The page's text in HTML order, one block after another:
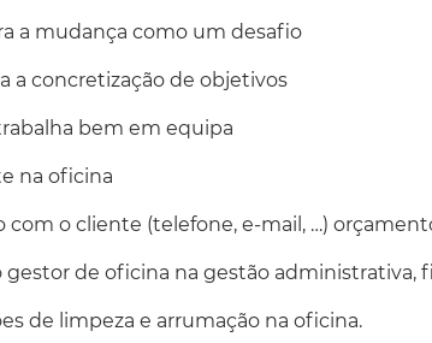
a mudança como um desafio
a concretização de objetivos
bem em equipa
na oficina
com o cliente (telefone, e-mail, …)
gestor de oficina na gestão administrativa,
de limpeza e arrumação na oficina.